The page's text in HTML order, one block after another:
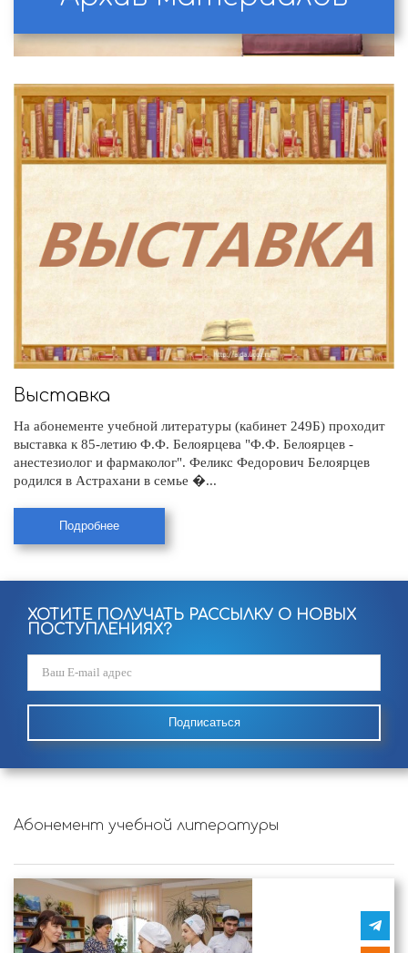
Выставка
На абонементе учебной литературы (кабинет 249Б) проходит
выставка к 85-летию Ф.Ф. Белоярцева "Ф.Ф. Белоярцев -
анестезиолог и фармаколог". Феликс Федорович Белоярцев
родился в Астрахани в семье �...
Подробнее
ХОТИТЕ ПОЛУЧАТЬ РАССЫЛКУ О НОВЫХ
ПОСТУПЛЕНИЯХ?
Подписаться
Абонемент учебной литературы